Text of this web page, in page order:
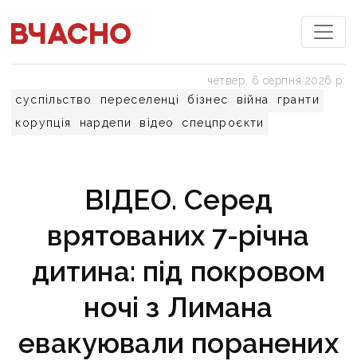
суспільство переселенці бізнес війна
гранти
корупція
нардепи відео спецпроєкти
четвер, 6 серпня 2026 р.
ВІДЕО. Серед
врятованих 7-річна
дитина: під покровом
ночі з Лимана
евакуювали поранених